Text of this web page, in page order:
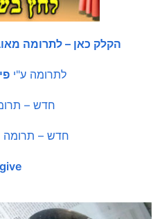
הקלק כאן – לתרומה
לתרומה ע"י
חדש –
חדש – תרומה